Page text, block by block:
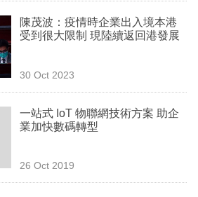
陳茂波：疫情時企業出入境本港
受到很大限制 現陸續返回港發展
30 Oct 2023
一站式 IoT 物聯網技術方案 助企
業加快數碼轉型
26 Oct 2019